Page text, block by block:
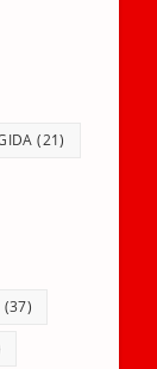
(21)
(37)